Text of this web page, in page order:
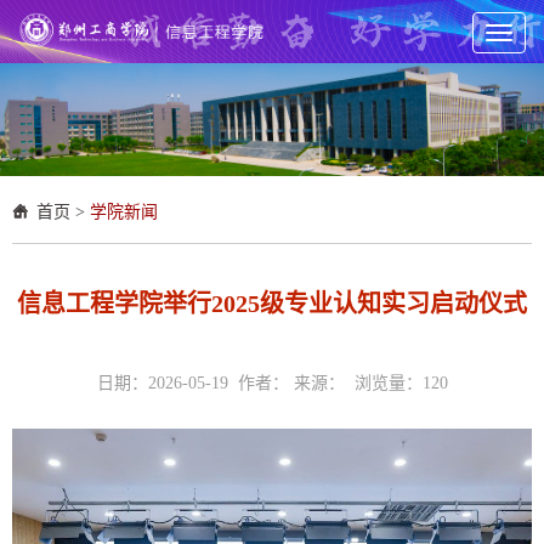
Toggle
首页 > 学院新闻
信息工程学院举行2025级专业认知实习启动仪式
日期：2026-05-19 作者： 来源： 浏览量： 120